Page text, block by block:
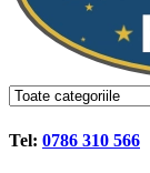
Tel: 0786 310 566